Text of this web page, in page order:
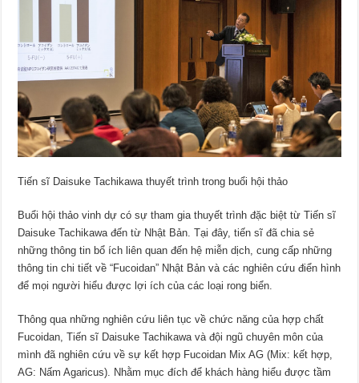
Tiến sĩ Daisuke Tachikawa thuyết trình trong buổi hội thảo
Buổi hội thảo vinh dự có sự tham gia thuyết trình đặc biệt từ Tiến sĩ
Daisuke Tachikawa đến từ Nhật Bản. Tại đây, tiến sĩ đã chia sẻ
những thông tin bổ ích liên quan đến hệ miễn dịch, cung cấp những
thông tin chi tiết về “Fucoidan” Nhật Bản và các nghiên cứu điển hình
để mọi người hiểu được lợi ích của các loại rong biển.
Thông qua những nghiên cứu liên tục về chức năng của hợp chất
Fucoidan, Tiến sĩ Daisuke Tachikawa và đội ngũ chuyên môn của
mình đã nghiên cứu về sự kết hợp Fucoidan Mix AG (Mix: kết hợp,
AG: Nấm Agaricus). Nhằm mục đích để khách hàng hiểu được tầm